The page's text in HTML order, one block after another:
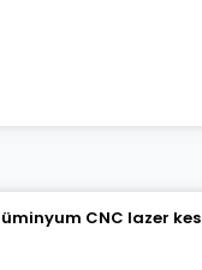
CNC lazer